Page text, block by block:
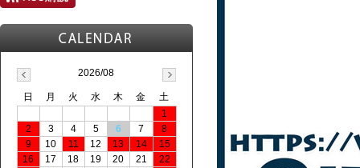
2026/08
日 月 火 水 木 金
土
1
2
3 4 5 6 7
8
9
10 11 12 13 14
15
16
17 18 19 20 21
22